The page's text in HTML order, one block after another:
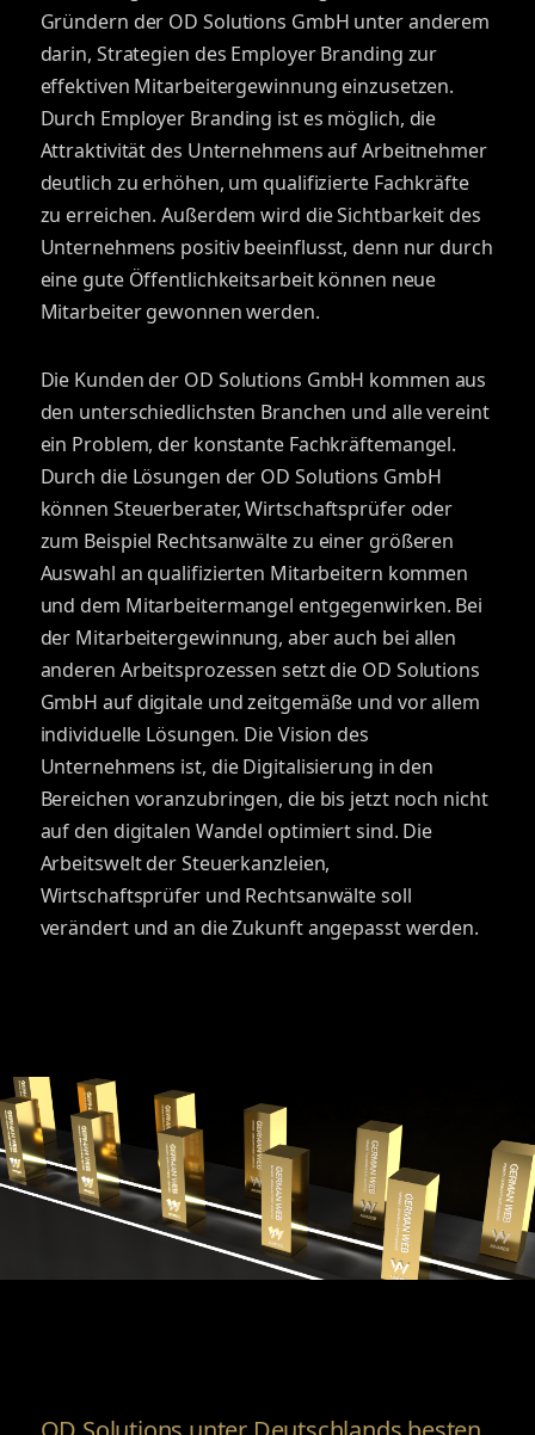
Gründern der OD Solutions GmbH unter anderem
darin, Strategien des Employer Branding zur
effektiven Mitarbeitergewinnung einzusetzen.
Durch Employer Branding ist es möglich, die
Attraktivität des Unternehmens auf Arbeitnehmer
deutlich zu erhöhen, um qualifizierte Fachkräfte
zu erreichen. Außerdem wird die Sichtbarkeit des
Unternehmens positiv beeinflusst, denn nur durch
eine gute Öffentlichkeitsarbeit können neue
Mitarbeiter gewonnen werden.
Die Kunden der OD Solutions GmbH kommen aus
den unterschiedlichsten Branchen und alle vereint
ein Problem, der konstante Fachkräftemangel.
Durch die Lösungen der OD Solutions GmbH
können Steuerberater, Wirtschaftsprüfer oder
zum Beispiel Rechtsanwälte zu einer größeren
Auswahl an qualifizierten Mitarbeitern kommen
und dem Mitarbeitermangel entgegenwirken. Bei
der Mitarbeitergewinnung, aber auch bei allen
anderen Arbeitsprozessen setzt die OD Solutions
GmbH auf digitale und zeitgemäße und vor allem
individuelle Lösungen. Die Vision des
Unternehmens ist, die Digitalisierung in den
Bereichen voranzubringen, die bis jetzt noch nicht
auf den digitalen Wandel optimiert sind. Die
Arbeitswelt der Steuerkanzleien,
Wirtschaftsprüfer und Rechtsanwälte soll
verändert und an die Zukunft angepasst werden.